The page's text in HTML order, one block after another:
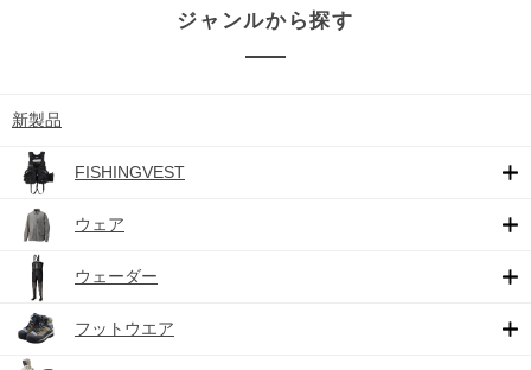
ジャンルから探す
新製品
FISHINGVEST
ウェア
ウェーダー
フットウエア